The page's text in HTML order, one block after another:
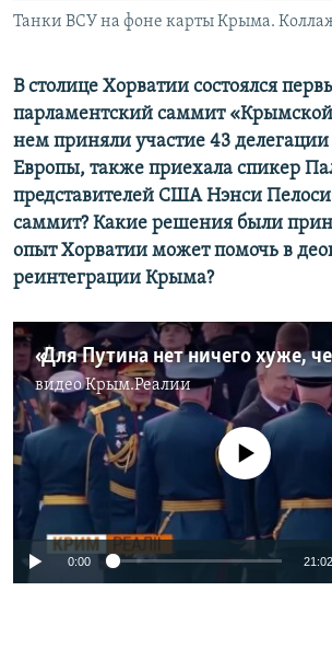
Все сайты RFE/RL
Танки ВСУ на фоне карты Крыма.
В столице Хорватии состоялся
парламентский саммит
нем приняли участие 43 делегации
Европы, также приехала спикер
представителей США Нэнси
саммит? Какие решения были
опыт Хорватии может помочь в
реинтеграции Крыма?
видеоКрым.Реалии
No media source currently
0:00 21:02